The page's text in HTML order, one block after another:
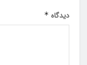
دیدگاه *